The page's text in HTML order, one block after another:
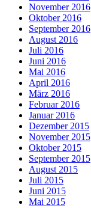
November 2016
Oktober 2016
September 2016
August 2016
Juli 2016
Juni 2016
Mai 2016
April 2016
März 2016
Februar 2016
Januar 2016
Dezember 2015
November 2015
Oktober 2015
September 2015
August 2015
Juli 2015
Juni 2015
Mai 2015